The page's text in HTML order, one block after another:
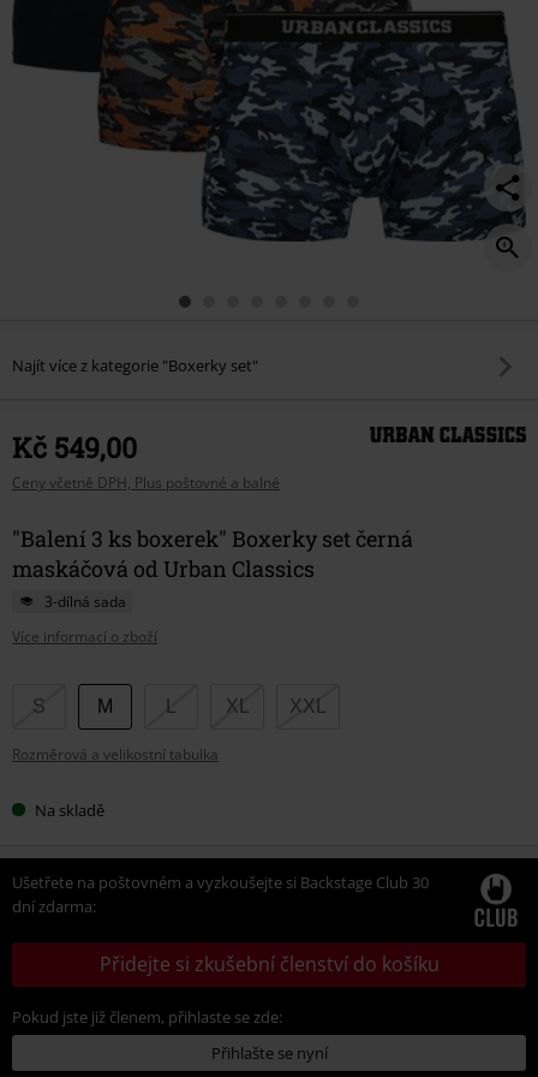
Najít více z kategorie "Boxerky set"
Kč 549,00
Ceny včetně DPH, Plus poštovné a balné
"Balení 3 ks boxerek" Boxerky set černá
maskáčová od Urban Classics
3-dílná sada
Více informací o zboží
Vyberte
velikost
S M XL XXL
Rozměrová a velikostní tabulka
Na skladě
Ušetřete na poštovném a vyzkoušejte si Backstage Club 30
dní zdarma:
Přidejte si zkušební členství do košíku
Pokud jste již členem, přihlaste se zde:
Přihlašte se nyní